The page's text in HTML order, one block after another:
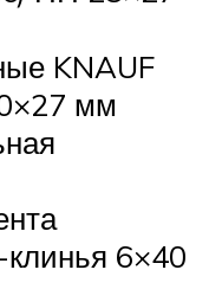
KNAUF
мм
6×40